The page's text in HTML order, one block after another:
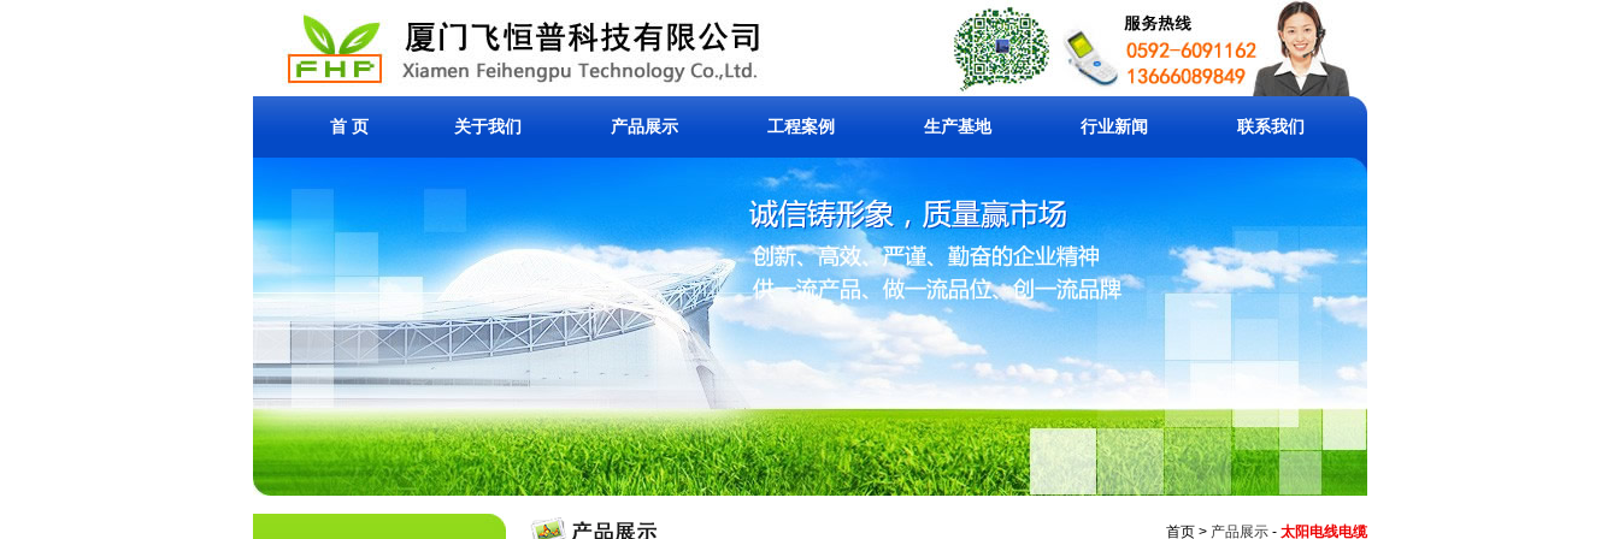
首 页 关于我们 产品展示 工程案例 生产基地 行业新闻 联系我们
首页 > 产品展示- 太阳电线电缆